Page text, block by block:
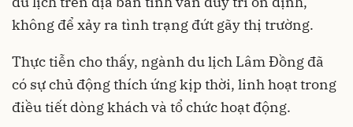
không để xảy ra tình trạng đứt gãy thị trường.
Thực tiễn cho thấy, ngành du lịch Lâm Đồng đã
có sự chủ động thích ứng kịp thời, linh hoạt trong
điều tiết dòng khách và tổ chức hoạt động.